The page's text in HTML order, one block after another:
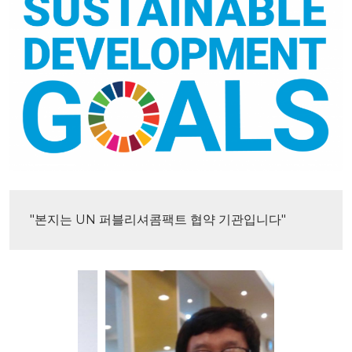
"본지는 UN 퍼블리셔콤팩트 협약 기관입니다"